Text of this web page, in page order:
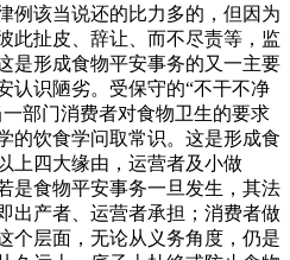
例该当说还的比力多的，但因为
此扯皮、辞让、而不尽责等，监
是形成食物平安事务的又一主要
认识陋劣。受保守的“不干不净
部门消费者对食物卫生的要求
的饮食学问取常识。这是形成食
上四大缘由，运营者及小做
是食物平安事务一旦发生，其法
出产者、运营者承担；消费者做
个层面，无论从义务角度，仍是